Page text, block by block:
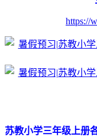
https://
苏教小学三年级上册